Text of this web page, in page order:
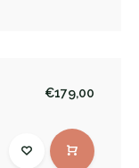
€179,00